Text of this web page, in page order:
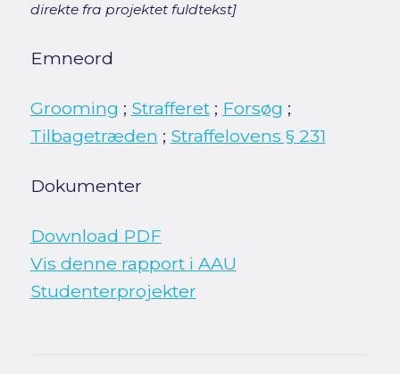
direkte fra projektet fuldtekst]
Emneord
Grooming ; Strafferet; Forsøg ;
Tilbagetræden ; Straffelovens § 231
Dokumenter
Download PDF
Vis denne rapport i AAU
Studenterprojekter